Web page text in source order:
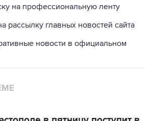
на профессиональную ленту
рассылку главных новостей сайта
новости в официальном